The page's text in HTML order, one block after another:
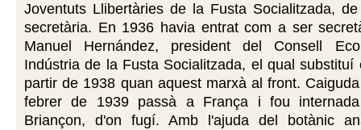
Joventuts Llibertàries de la Fusta Socialitzada,
secretària. En 1936 havia entrat com a ser
Manuel Hernández, president del Consell
Indústria de la Fusta Socialitzada, el qual substituí
partir de 1938 quan aquest marxà al front.
febrer de 1939 passà a França i fou
Briançon, d'on fugí. Amb l'ajuda del botànic